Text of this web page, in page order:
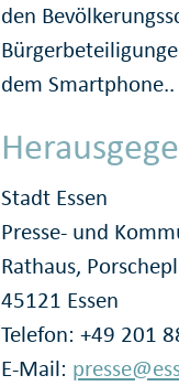
den
dem Smartphone..
Stadt Essen
Presse- und
Rathaus,
45121 Essen
Telefon: +49 201
E-Mail: